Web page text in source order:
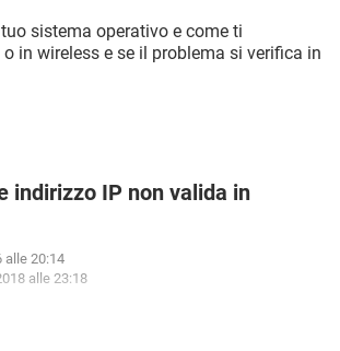
sistema operativo e come ti
in wireless e se il problema si verifica in
indirizzo IP non valida in
alle 20:14
alle 23:18